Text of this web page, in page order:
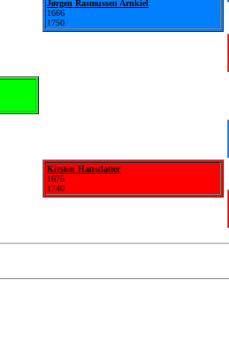
Jørgen Rasmussen Arnkiel
1666
1750
Kirsten Hansdatter
1675
1740